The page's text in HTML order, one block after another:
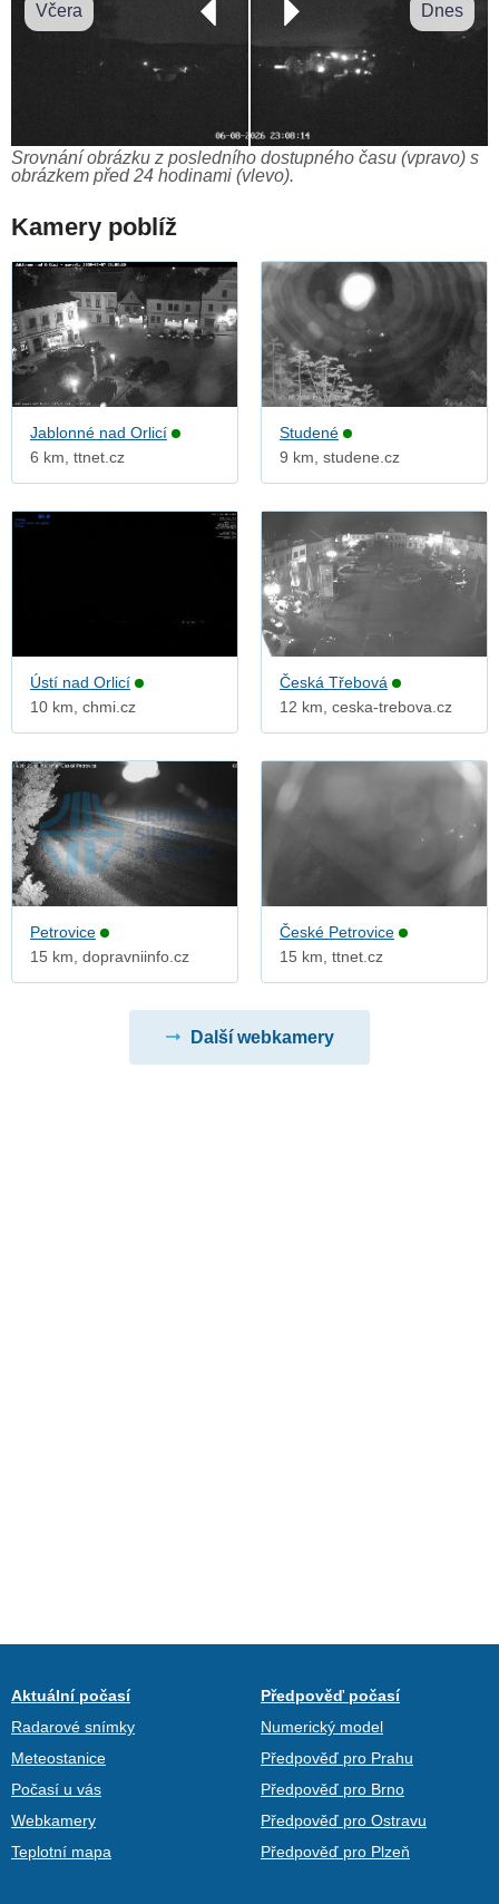
Včera Dnes
Srovnání obrázku z posledního dostupného času (vpravo) s
obrázkem před 24 hodinami (vlevo).
Kamery poblíž
Jablonné nad Orlicí
6 km, ttnet.cz
Studené
9 km, studene.cz
Ústí nad Orlicí
10 km, chmi.cz
Česká Třebová
12 km, ceska-trebova.cz
Petrovice
15 km, dopravniinfo.cz
České Petrovice
15 km, ttnet.cz
Další webkamery
Aktuální počasí
Radarové snímky
Meteostanice
Počasí u vás
Webkamery
Teplotní mapa
Předpověď počasí
Numerický model
Předpověď pro Prahu
Předpověď pro Brno
Předpověď pro Ostravu
Předpověď pro Plzeň